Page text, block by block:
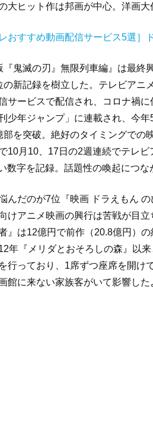
大ヒット作は邦画が中心。洋画
おすすめ動画配信サービス5選］
『鬼滅の刃』無限列車編』は最終
の新記録を樹立した。テレビアニ
サービスで配信され、コロナ禍
少年ジャンプ」に連載され、今
部を突破。絶好のタイミングでの
10月10、17日の2週連続でテレ
数字を記録。話題性の喚起につな
んだのが7位『映画 ドラえもん
けアニメ映画の興行は苦戦が目
』は12億円で前作（20.8億円）
年『メリダとおそろしの森』以
行っており、1席ずつ座席を開け
館に来ない家族客がいて影響した